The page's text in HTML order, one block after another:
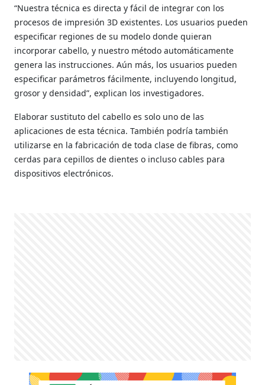
“Nuestra técnica es directa y fácil de integrar con los
procesos de impresión 3D existentes. Los usuarios pueden
especificar regiones de su modelo donde quieran
incorporar cabello, y nuestro método automáticamente
genera las instrucciones. Aún más, los usuarios pueden
especificar parámetros fácilmente, incluyendo longitud,
grosor y densidad”, explican los investigadores.
Elaborar sustituto del cabello es solo uno de las
aplicaciones de esta técnica. También podría también
utilizarse en la fabricación de toda clase de fibras, como
cerdas para cepillos de dientes o incluso cables para
dispositivos electrónicos.